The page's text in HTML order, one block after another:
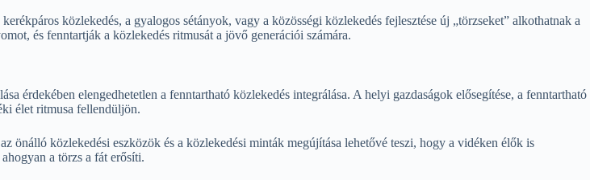
közlekedés, a gyalogos sétányok, vagy a közösségi közlekedés fejlesztése új „törzseket” alkothatnak a
és fenntartják a közlekedés ritmusát a jövő generációi számára.
érdekében elengedhetetlen a fenntartható közlekedés integrálása. A helyi gazdaságok elősegítése, a fenntartható
élet ritmusa fellendüljön.
közlekedési eszközök és a közlekedési minták megújítása lehetővé teszi, hogy a vidéken élők is
a törzs a fát erősíti.